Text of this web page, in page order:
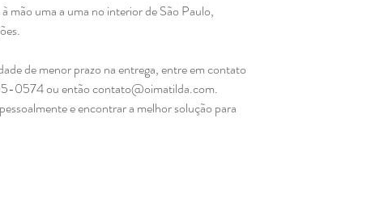
mão uma a uma no interior de São Paulo,
de menor prazo na entrega, entre em contato
0574 ou então contato@oimatilda.com.
e encontrar a melhor solução para